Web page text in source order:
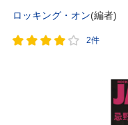
ロッキング・オン(編者)
2件